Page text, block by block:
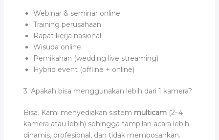
Webinar & seminar online
Training perusahaan
Rapat kerja nasional
Wisuda online
Pernikahan (wedding live streaming)
Hybrid event (offline + online)
3. Apakah bisa menggunakan lebih dari 1 kamera?
Bisa. Kami menyediakan sistem multicam(2–4
kamera atau lebih) sehingga tampilan acara lebih
dinamis, profesional, dan tidak membosankan.